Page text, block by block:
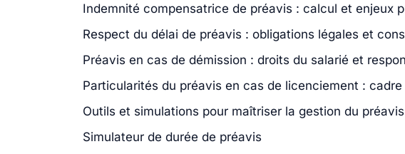
Indemnité compensatrice de préavis : calcul et enjeux
Respect du délai de préavis : obligations légales et
Préavis en cas de démission : droits du salarié et
Particularités du préavis en cas de licenciement :
Outils et simulations pour maîtriser la gestion du
Simulateur de durée de préavis